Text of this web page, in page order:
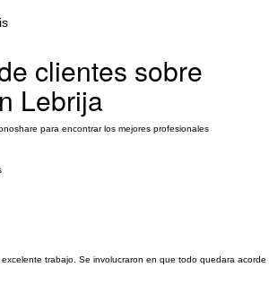
clientes sobre
Lebrija
para encontrar los mejores profesionales
trabajo. Se involucraron en que todo quedara acorde